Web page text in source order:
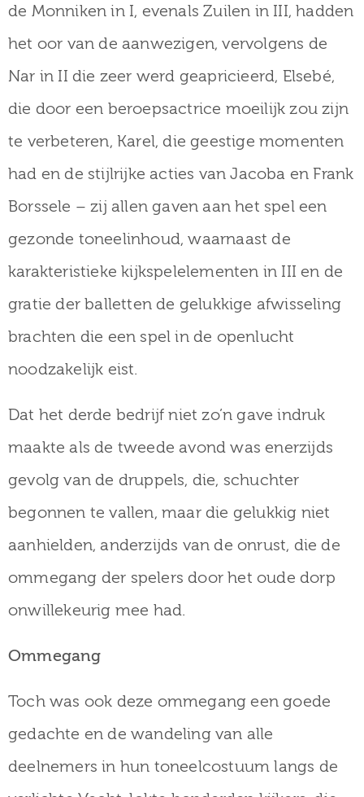
de Monniken in I, evenals Zuilen in III, hadden
het oor van de aanwezigen, vervolgens de
Nar in II die zeer werd geapricieerd, Elsebé,
die door een beroepsactrice moeilijk zou zijn
te verbeteren, Karel, die geestige momenten
had en de stijlrijke acties van Jacoba en Frank
Borssele – zij allen gaven aan het spel een
gezonde toneelinhoud, waarnaast de
karakteristieke kijkspelelementen in III en de
gratie der balletten de gelukkige afwisseling
brachten die een spel in de openlucht
noodzakelijk eist.
Dat het derde bedrijf niet zo’n gave indruk
maakte als de tweede avond was enerzijds
gevolg van de druppels, die, schuchter
begonnen te vallen, maar die gelukkig niet
aanhielden, anderzijds van de onrust, die de
ommegang der spelers door het oude dorp
onwillekeurig mee had.
Ommegang
Toch was ook deze ommegang een goede
gedachte en de wandeling van alle
deelnemers in hun toneelcostuum langs de